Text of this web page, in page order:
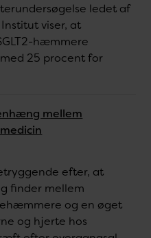
ledet af
viser, at
hæmmere
25 procent for
mellem
efter, at
finder mellem
og en øget
og hjerte hos